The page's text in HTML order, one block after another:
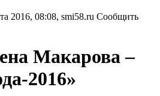
2016, 08:08, smi58.ru Сообщить
Макарова –
2016»